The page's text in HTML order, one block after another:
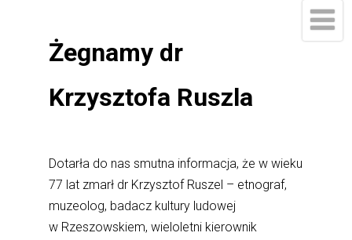
Żegnamy dr
Krzysztofa Ruszla
Dotarła do nas smutna informacja, że w wieku
77 lat zmarł dr Krzysztof Ruszel – etnograf,
muzeolog, badacz kultury ludowej
w Rzeszowskiem, wieloletni kierownik